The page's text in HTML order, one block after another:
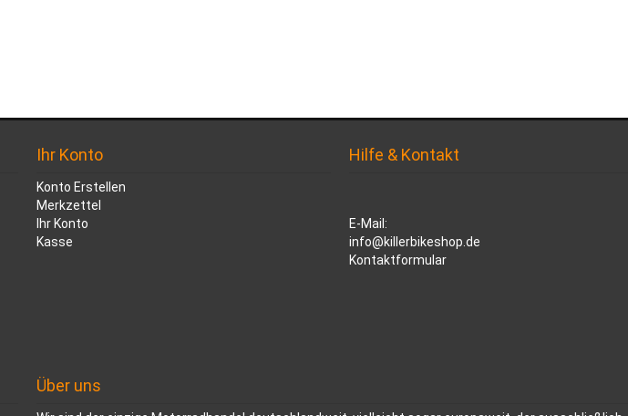
Ihr Konto
Konto Erstellen
Merkzettel
Ihr Konto
Kasse
Hilfe & Kontakt
E-Mail:
info@killerbikeshop.de
Kontaktformular
Über uns